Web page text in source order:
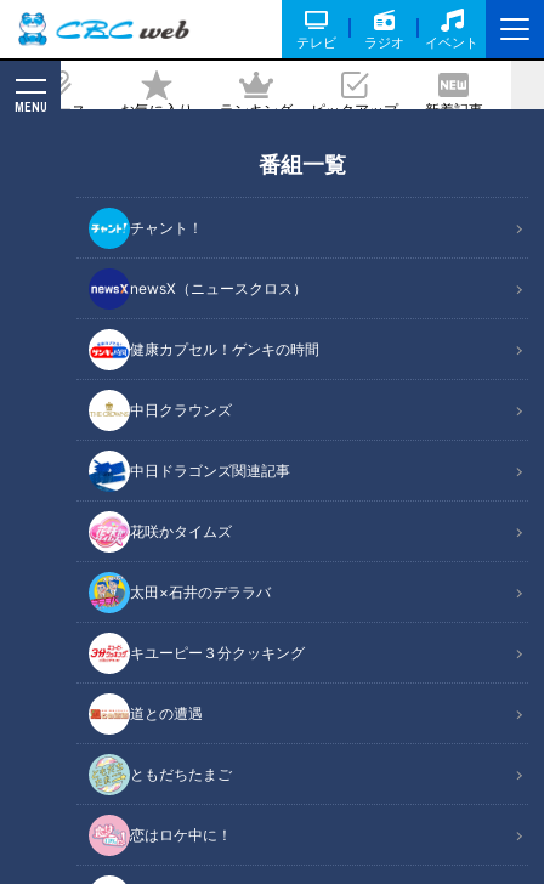
テレビ ラジオ イベント
ニュース お気に入り ランキング ピックアップ 新着記事
MENU
番組一覧
チャント！
newsX（ニュースクロス）
健康カプセル！ゲンキの時間
中日クラウンズ
中日ドラゴンズ関連記事
花咲かタイムズ
太田×石井のデララバ
キユーピー３分クッキング
道との遭遇
ともだちたまご
恋はロケ中に！
蒲焼き」を調査。夏のスタミナご当地グ
ルメを大満喫！
2022/07/21 19:02
ゴゴスマ
らいがごはん
寺坂頼我がキーワードを手掛かりに、ゴゴスマのスタジオ出演
者が食べたことがない絶品グルメを探します！今回は石川県金
沢市で絶品グルメ探し！